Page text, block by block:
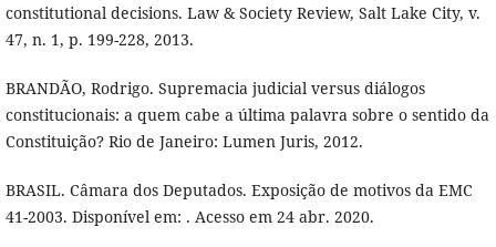
constitutional decisions. Law & Society Review, Salt Lake City, v.
47, n. 1, p. 199-228, 2013.
BRANDÃO, Rodrigo. Supremacia judicial versus diálogos
constitucionais: a quem cabe a última palavra sobre o sentido da
Constituição? Rio de Janeiro: Lumen Juris, 2012.
BRASIL. Câmara dos Deputados. Exposição de motivos da EMC
41-2003. Disponível em: . Acesso em 24 abr. 2020.